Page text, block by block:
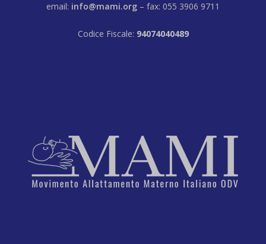
email: info@mami.org – fax: 055 3906 9711
Codice Fiscale: 94074040489